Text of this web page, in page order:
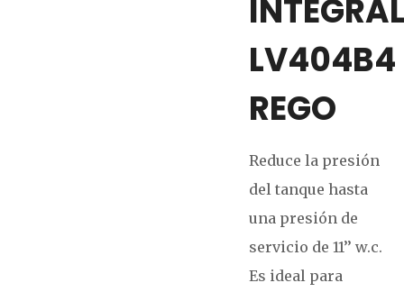
LV404B4
REGO
Reduce la presión
del tanque hasta
una presión de
servicio de 11’’ w.c.
Es ideal para